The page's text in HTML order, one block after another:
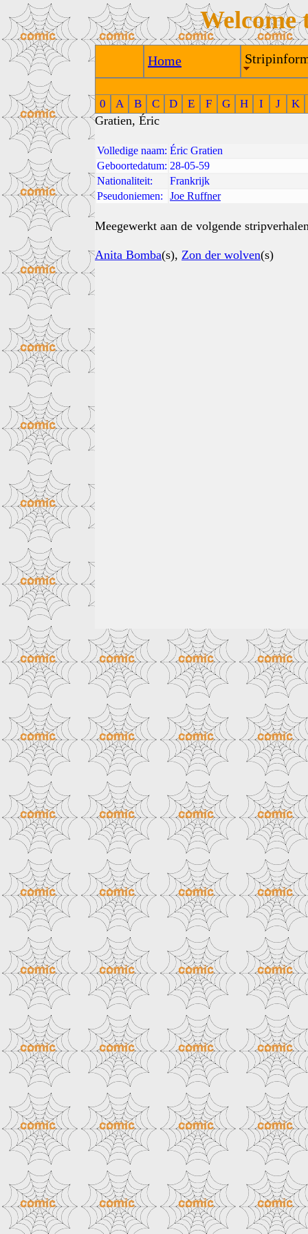
Welcome
Home
0 A B C D E F G H I J K
Gratien, Éric
Volledige naam: Éric Gratien
Geboortedatum: 28-05-59
Nationaliteit:
Frankrijk
Pseudoniemen:
Joe Ruffner
Meegewerkt aan de volgende
Anita Bomba(s), Zon der wolven(s)